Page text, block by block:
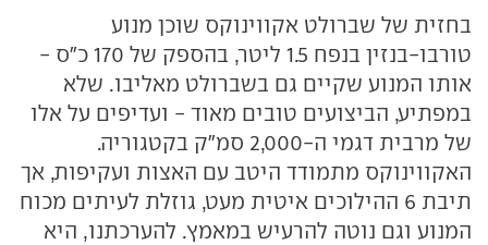
בחזית של שברולט אקווינוקס שוכן מנוע
טורבו-בנזין בנפח 1.5 ליטר, בהספק של 170 כ"ס -
אותו המנוע שקיים גם בשברולט מאליבו. שלא
במפתיע, הביצועים טובים מאוד - ועדיפים על אלו
של מרבית דגמי ה-2,000 סמ"ק בקטגוריה.
האקווינוקס מתמודד היטב עם האצות ועקיפות, אך
תיבת 6 ההילוכים איטית מעט, גוזלת לעיתים מכוח
המנוע וגם נוטה להרעיש במאמץ. להערכתנו, היא